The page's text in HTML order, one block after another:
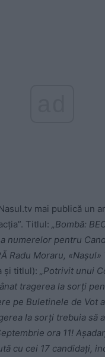
mai publică un
Titlul: „Bombă:
numerelor pentru
Radu Moraru, «Nașul»
și titlul): „Potrivit unui
tragerea la sorți
pe Buletinele de Vot
la sorți trebuia să
ora 11!
cu cei 17 candidați,